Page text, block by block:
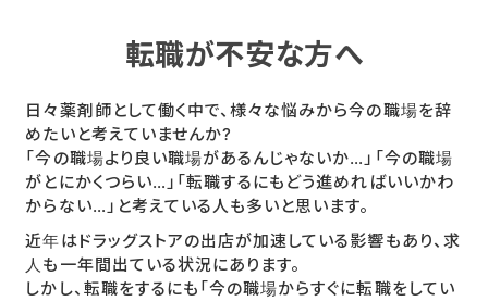
転職が不安な方へ
日々薬剤師として働く中で、様々な悩みから今の職場を辞
めたいと考えていませんか?
「今の職場より良い職場があるんじゃないか…」「今の職場
がとにかくつらい…」「転職するにもどう進めればいいかわ
からない…」と考えている人も多いと思います。
近年はドラッグストアの出店が加速している影響もあり、求
人も一年間出ている状況にあります。
しかし、転職をするにも「今の職場からすぐに転職をしてい